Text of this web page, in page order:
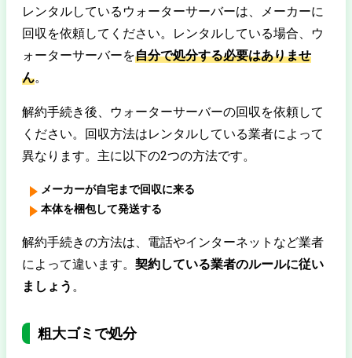
レンタルしているウォーターサーバーは、メーカーに
回収を依頼してください。レンタルしている場合、ウ
ォーターサーバーを自分で処分する必要はありませ
ん。
解約手続き後、ウォーターサーバーの回収を依頼して
ください。回収方法はレンタルしている業者によって
異なります。主に以下の2つの方法です。
メーカーが自宅まで回収に来る
本体を梱包して発送する
解約手続きの方法は、電話やインターネットなど業者
によって違います。 契約している業者のルールに従い
ましょう 。
粗大ゴミで処分